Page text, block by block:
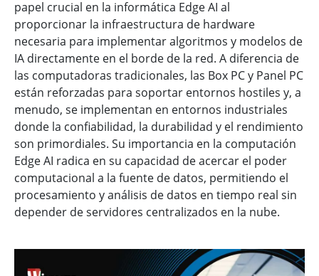
papel crucial en la informática Edge AI al
proporcionar la infraestructura de hardware
necesaria para implementar algoritmos y modelos de
IA directamente en el borde de la red. A diferencia de
las computadoras tradicionales, las Box PC y Panel PC
están reforzadas para soportar entornos hostiles y, a
menudo, se implementan en entornos industriales
donde la confiabilidad, la durabilidad y el rendimiento
son primordiales. Su importancia en la computación
Edge AI radica en su capacidad de acercar el poder
computacional a la fuente de datos, permitiendo el
procesamiento y análisis de datos en tiempo real sin
depender de servidores centralizados en la nube.